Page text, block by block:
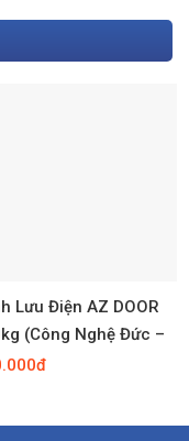
Lưu Điện AZ DOOR
(Công Nghệ Đức –
Automatic)